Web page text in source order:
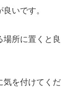
いです。
所に置くと良
気を付けてくだ